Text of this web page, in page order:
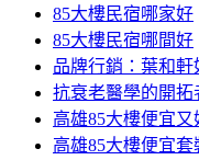
85大樓民宿哪家好
85大樓民宿哪間好
品牌行銷：葉和
抗衰老醫學的開
高雄85大樓便宜又
高雄85大樓便宜套